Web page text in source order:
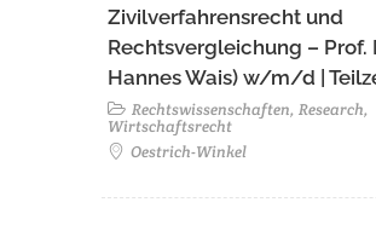
Zivilverfahrensrecht und
Rechtsvergleichung – Prof.
Hannes Wais) w/m/d |
Rechtswissenschaften, Research,
Wirtschaftsrecht
Oestrich-Winkel